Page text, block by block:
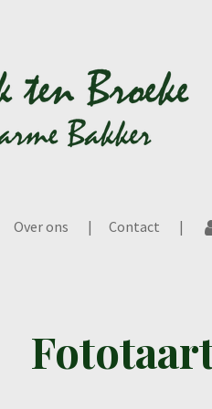
Over ons Contact